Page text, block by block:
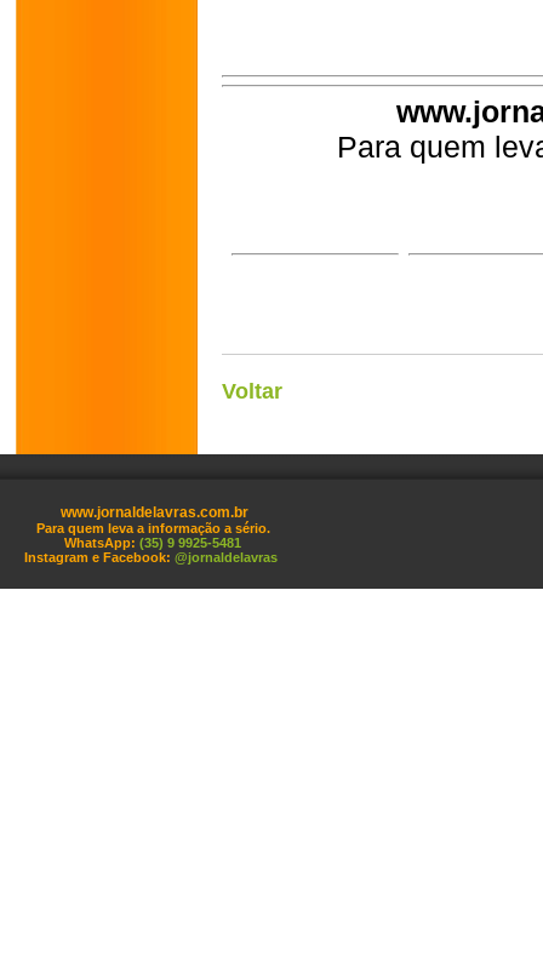
Para quem
Voltar
www.jornaldelavras.com.br
Para quem leva a informação a sério.
WhatsApp: (35) 9 9925-5481
Instagram e Facebook: @jornaldelavras